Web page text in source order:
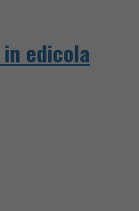
edicola